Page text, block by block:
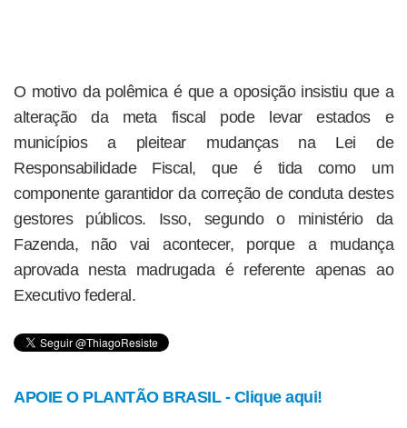
O motivo da polêmica é que a oposição insistiu que a
alteração da meta fiscal pode levar estados e
municípios a pleitear mudanças na Lei de
Responsabilidade Fiscal, que é tida como um
componente garantidor da correção de conduta destes
gestores públicos. Isso, segundo o ministério da
Fazenda, não vai acontecer, porque a mudança
aprovada nesta madrugada é referente apenas ao
Executivo federal.
APOIE O PLANTÃO BRASIL - Clique aqui!